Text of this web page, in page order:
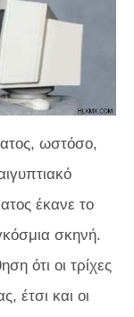
ωστόσο,
έκανε το
σκηνή.
ότι οι τρίχες
έτσι και οι